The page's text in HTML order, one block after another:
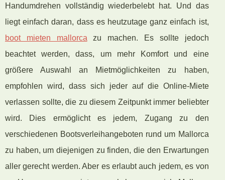
Handumdrehen vollständig wiederbelebt hat. Und das
liegt einfach daran, dass es heutzutage ganz einfach ist,
boot mieten mallorca zu machen. Es sollte jedoch
beachtet werden, dass, um mehr Komfort und eine
größere Auswahl an Mietmöglichkeiten zu haben,
empfohlen wird, dass sich jeder auf die Online-Miete
verlassen sollte, die zu diesem Zeitpunkt immer beliebter
wird. Dies ermöglicht es jedem, Zugang zu den
verschiedenen Bootsverleihangeboten rund um Mallorca
zu haben, um diejenigen zu finden, die den Erwartungen
aller gerecht werden. Aber es erlaubt auch jedem, es von